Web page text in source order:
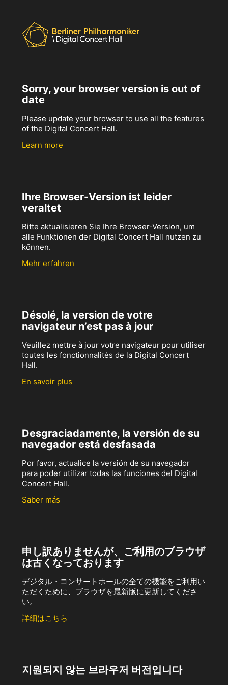
Sorry, your browser version is out of
date
Please update your browser to use all the features
of the Digital Concert Hall.
Learn more
Ihre Browser-Version ist leider
veraltet
Bitte aktualisieren Sie Ihre Browser-Version, um
alle Funktionen der Digital Concert Hall nutzen zu
können.
Mehr erfahren
Désolé, la version de votre
navigateur n’est pas à jour
Veuillez mettre à jour votre navigateur pour utiliser
toutes les fonctionnalités de la Digital Concert
Hall.
En savoir plus
Desgraciadamente, la versión de su
navegador está desfasada
Por favor, actualice la versión de su navegador
para poder utilizar todas las funciones del Digital
Concert Hall.
Saber más
申し訳ありませんが、ご利用のブラウザ
は古くなっております
デジタル・コンサートホールの全ての機能をご利用い
ただくために、ブラウザを最新版に更新してくださ
い。
詳細はこちら
지원되지 않는 브라우저 버전입니다